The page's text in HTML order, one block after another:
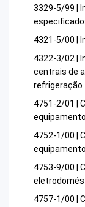
3329-5/99 |
4321-5/00 |
4322-3/02 |
centrais de
refrigeração
4751-2/01 |
4752-1/00 |
4753-9/00 |
4757-1/00 |